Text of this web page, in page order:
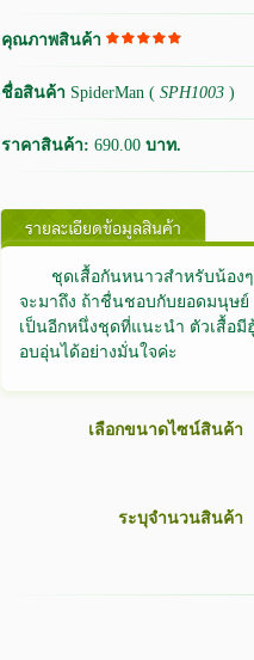
คุณภาพสินค้า
ชื่อสินค้า SpiderMan ( SPH1003 )
ราคาสินค้า: 690.00 บาท.
รายละเอียดข้อมูลสินค้า
ชุดเสื้อกันหนาวสำหรับน้อง
จะมาถึง ถ้าชื่นชอบกับยอดมนุษ
เป็นอีกหนึ่งชุดที่แนะนำ ตัวเสื้อมี
อบอุ่นได้อย่างมั่นใจค่ะ
เลือกขนาดไซน์สินค้า
ระบุจำนวนสินค้า